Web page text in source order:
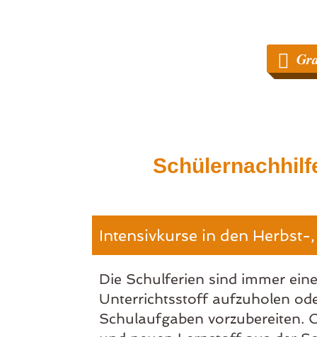
Intensivkurse in den
Die Schulferien sind immer
Unterrichtsstoff aufzuholen
Schulaufgaben vorzubereiten.